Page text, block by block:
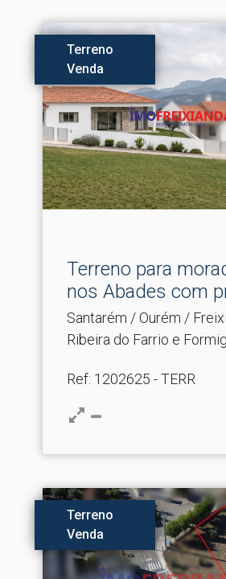
Terreno
Venda
Terreno para
nos Abades com
Santarém / Ourém /
Ribeira do Farrio e
Ref: 1202625 - TERR
Terreno
Venda